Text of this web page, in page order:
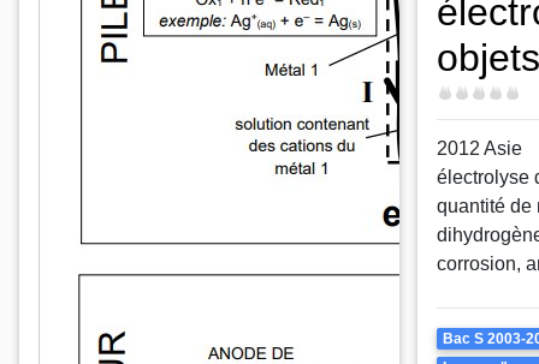
Difficulté
2012 Asie
électrolyse
quantité de
corrosion,
Theme
Bac S 2003-